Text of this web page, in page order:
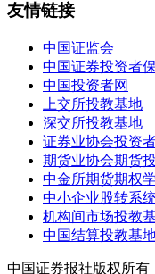
友情链接
中国证监会
中国证券投资者
中国投资者网
上交所投教基地
深交所投教基地
证券业协会投资
期货业协会期货
中金所期货期权
中小企业股转系
机构间市场投教
中国结算投教基
中国证券报社版权所